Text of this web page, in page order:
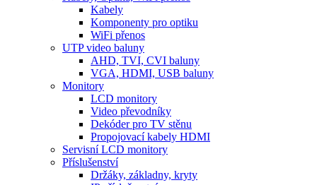
Kabely
Komponenty pro optiku
WiFi přenos
UTP video baluny
AHD, TVI, CVI baluny
VGA, HDMI, USB baluny
Monitory
LCD monitory
Video převodníky
Dekóder pro TV stěnu
Propojovací kabely HDMI
Servisní LCD monitory
Příslušenství
Držáky, základny, kryty